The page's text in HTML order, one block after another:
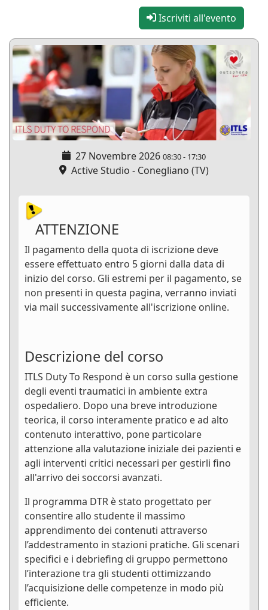
Iscriviti all'evento
27 Novembre 2026 08:30- 17:30
Active Studio - Conegliano (TV)
ATTENZIONE
Il pagamento della quota di iscrizione deve
essere effettuato entro 5 giorni dalla data di
inizio del corso. Gli estremi per il pagamento, se
non presenti in questa pagina, verranno inviati
via mail successivamente all'iscrizione online.
Descrizione del corso
ITLS Duty To Respond è un corso sulla gestione
degli eventi traumatici in ambiente extra
ospedaliero. Dopo una breve introduzione
teorica, il corso interamente pratico e ad alto
contenuto interattivo, pone particolare
attenzione alla valutazione iniziale dei pazienti e
agli interventi critici necessari per gestirli fino
all'arrivo dei soccorsi avanzati.
Il programma DTR è stato progettato per
consentire allo studente il massimo
apprendimento dei contenuti attraverso
l’addestramento in stazioni pratiche. Gli scenari
specifici e i debriefing di gruppo permettono
l’interazione tra gli studenti ottimizzando
l’acquisizione delle competenze in modo più
efficiente.